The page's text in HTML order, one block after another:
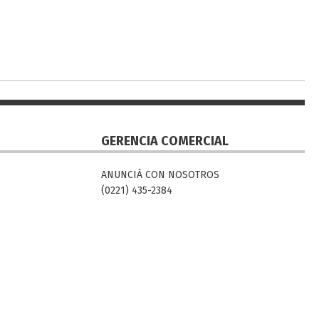
GERENCIA COMERCIAL
ANUNCIÁ CON NOSOTROS
(0221) 435-2384